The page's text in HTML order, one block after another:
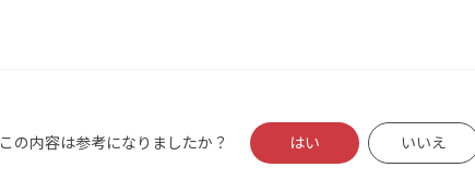
この内容は参考になりましたか？ はい いいえ